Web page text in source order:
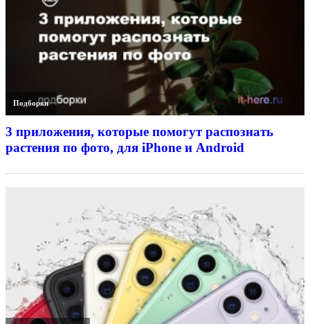
Подборки
3 приложения, которые помогут распознать
растения по фото, для iPhone и Android